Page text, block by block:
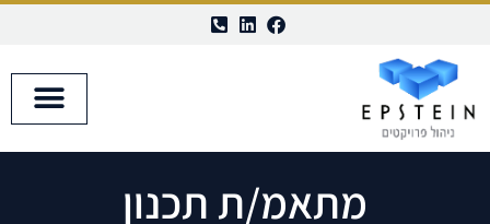
visibility_off
title סמן כותרות
זום (הקטנה)
מתאמ/ת תכנון